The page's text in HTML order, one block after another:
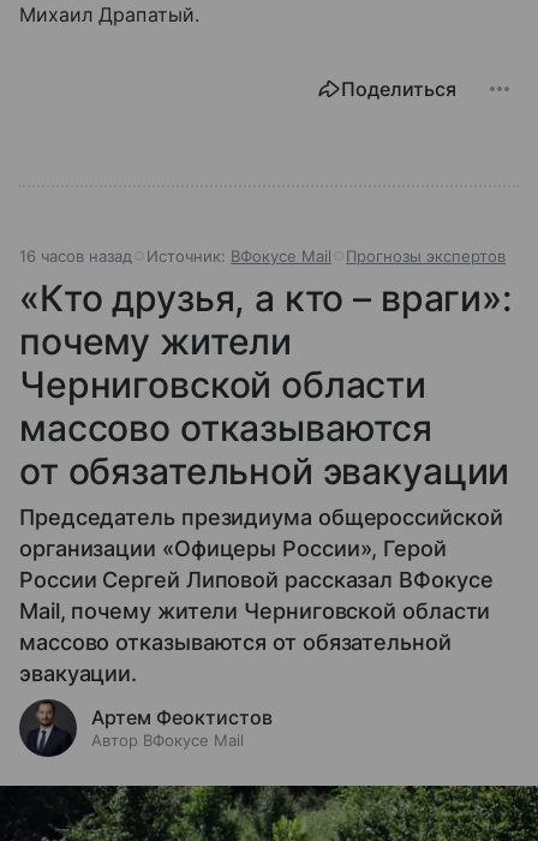
Михаил Драпатый.
Поделиться
16 часов назад Источник: ВФокусе Mail Прогнозы экспертов
«Кто друзья, а кто – враги»:
почему жители
Черниговской области
массово отказываются
от обязательной эвакуации
Председатель президиума общероссийской
организации «Офицеры России», Герой
России Сергей Липовой рассказал ВФокусе
Mail, почему жители Черниговской области
массово отказываются от обязательной
эвакуации.
Артем Феоктистов
Автор ВФокусе Mail